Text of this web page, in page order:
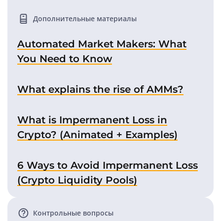
Дополнительные материалы
Automated Market Makers: What
You Need to Know
What explains the rise of AMMs?
What is Impermanent Loss in
Crypto? (Animated + Examples)
6 Ways to Avoid Impermanent Loss
(Crypto Liquidity Pools)
Контрольные вопросы